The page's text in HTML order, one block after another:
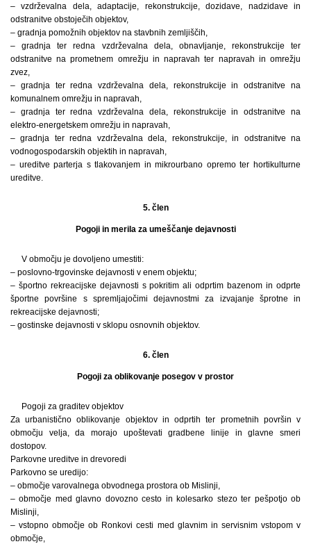
– vzdrževalna dela, adaptacije, rekonstrukcije, dozidave, nadzidave in
odstranitve obstoječih objektov,
– gradnja pomožnih objektov na stavbnih zemljiščih,
– gradnja ter redna vzdrževalna dela, obnavljanje, rekonstrukcije ter
odstranitve na prometnem omrežju in napravah ter napravah in omrežju
zvez,
– gradnja ter redna vzdrževalna dela, rekonstrukcije in odstranitve na
komunalnem omrežju in napravah,
– gradnja ter redna vzdrževalna dela, rekonstrukcije in odstranitve na
elektro-energetskem omrežju in napravah,
– gradnja ter redna vzdrževalna dela, rekonstrukcije, in odstranitve na
vodnogospodarskih objektih in napravah,
– ureditve parterja s tlakovanjem in mikrourbano opremo ter hortikulturne
ureditve.
5. člen
Pogoji in merila za umeščanje dejavnosti
V območju je dovoljeno umestiti:
– poslovno-trgovinske dejavnosti v enem objektu;
– športno rekreacijske dejavnosti s pokritim ali odprtim bazenom in odprte
športne površine s spremljajočimi dejavnostmi za izvajanje šprotne in
rekreacijske dejavnosti;
– gostinske dejavnosti v sklopu osnovnih objektov.
6. člen
Pogoji za oblikovanje posegov v prostor
Pogoji za graditev objektov
Za urbanistično oblikovanje objektov in odprtih ter prometnih površin v
območju velja, da morajo upoštevati gradbene linije in glavne smeri
dostopov.
Parkovne ureditve in drevoredi
Parkovno se uredijo:
– območje varovalnega obvodnega prostora ob Mislinji,
– območje med glavno dovozno cesto in kolesarko stezo ter pešpotjo ob
Mislinji,
– vstopno območje ob Ronkovi cesti med glavnim in servisnim vstopom v
območje,